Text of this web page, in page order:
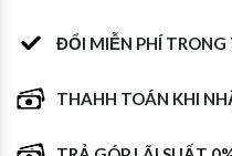
ĐỔI MIỄN PHÍ TRONG
THAHH TOÁN KHI